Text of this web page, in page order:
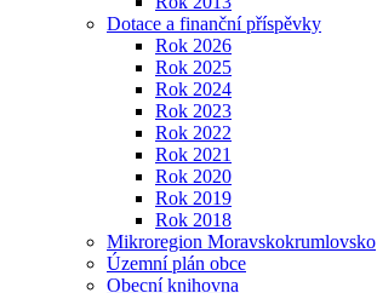
Dotace a finanční příspěvky
Rok 2026
Rok 2025
Rok 2024
Rok 2023
Rok 2022
Rok 2021
Rok 2020
Rok 2019
Rok 2018
Mikroregion Moravskokrumlovsko
Územní plán obce
Obecní knihovna